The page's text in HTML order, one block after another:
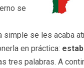
se
se les acaba
en práctica:
tres palabras. A